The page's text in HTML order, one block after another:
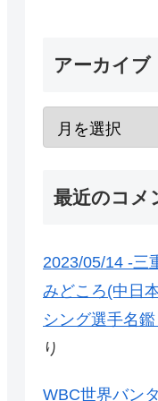
アーカイブ
最近のコメ
2023/05/14 -三
みどころ(中日
シング選手名
り
WBC世界バン